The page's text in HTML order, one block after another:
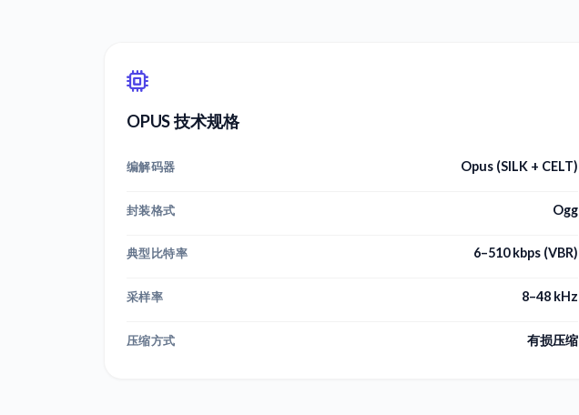
OPUS 技术规格
编解码器 Opus (SILK + CELT)
封装格式 Ogg
典型比特率 6–510 kbps (VBR)
采样率 8–48 kHz
压缩方式 有损压缩